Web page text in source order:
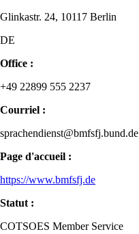
Glinkastr. 24, 10117 Berlin
DE
Office :
+49 22899 555 2237
Courriel :
sprachendienst@bmfsfj.bund.de
Page d'accueil :
https://www.bmfsfj.de
Statut :
COTSOES Member Service